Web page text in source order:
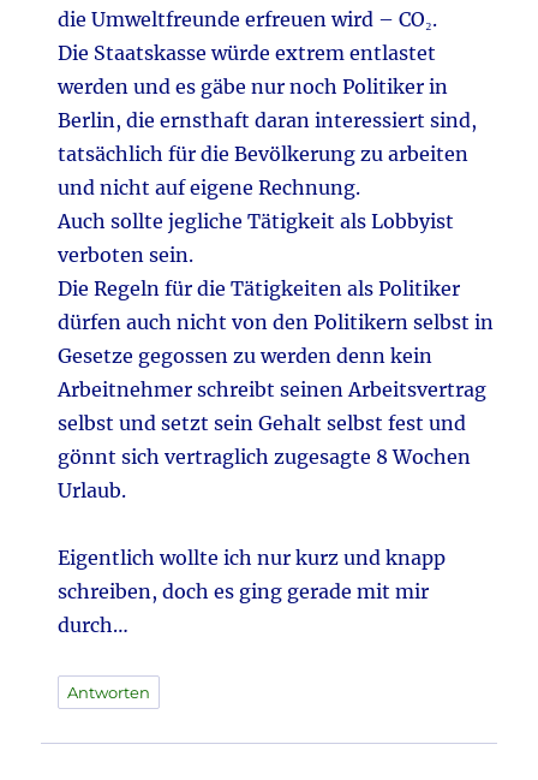
die Umweltfreunde erfreuen wird – CO₂.
Die Staatskasse würde extrem entlastet
werden und es gäbe nur noch Politiker in
Berlin, die ernsthaft daran interessiert sind,
tatsächlich für die Bevölkerung zu arbeiten
und nicht auf eigene Rechnung.
Auch sollte jegliche Tätigkeit als Lobbyist
verboten sein.
Die Regeln für die Tätigkeiten als Politiker
dürfen auch nicht von den Politikern selbst in
Gesetze gegossen zu werden denn kein
Arbeitnehmer schreibt seinen Arbeitsvertrag
selbst und setzt sein Gehalt selbst fest und
gönnt sich vertraglich zugesagte 8 Wochen
Urlaub.
Eigentlich wollte ich nur kurz und knapp
schreiben, doch es ging gerade mit mir
durch…
Antworten